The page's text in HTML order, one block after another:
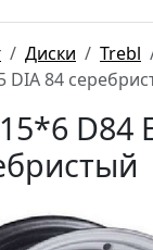
Диски Trebl
DIA 84
D84